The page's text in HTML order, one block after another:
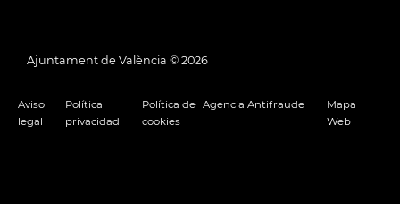
Ajuntament de València © 2026
Aviso
legal
Política
privacidad
Política de
cookies
Agencia Antifraude
Mapa
Web